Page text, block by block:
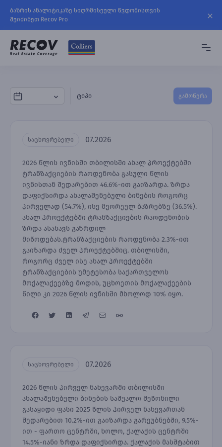
ბაზრის ანალიტიკაზე სიღრმისეული წვდომისთვის
შეიძინეთ Recov Pro
ტიპი გამოწერა
საცხოვრებელი 07.2026
2026 წლის ივნისში თბილისში ახალ პროექტებში
ტრანზაქციების რაოდენობა გასული წლის
ივნისთან შედარებით 46.6%-ით გაიზარდა. ზრდა
დაფიქსირდა ახალაშენებული ბინების როგორც
პირველად (54.7%), ისე მეორეულ ბაზრებზე (36.5%).
ახალ პროექტებში ტრანზაქციების რაოდენობის
ზრდა ასახავს გაზრდილ
მიწოდებას.ტრანზაქციების რაოდენობა 2.3%-ით
გაიზარდა ძველ პროექტებშიც. თბილისში,
როგორც ძველ ისე ახალ პროექტებში
ტრანზაქციების უმეტესობა საქართველოს
მოქალაქეებზე მოდის, უცხოეთის მოქალაქეების
წილი კი 2026 წლის ივნისში მხოლოდ 10% იყო.
საცხოვრებელი 07.2026
2026 წლის პირველ ნახევარში თბილისში
ახალაშენებული ბინების საშუალო შეწონილი
გასაყიდი ფასი 2025 წლის პირველ ნახევართან
შედარებით 10.2%-ით გაიზარდა გარეუბნებში, 9.5%-
ით - ფართო ცენტრში, ხოლო, ქალაქის ცენტრში
14.5%-იანი ზრდა დაფიქსირდა. ქალაქის მასშტაბით